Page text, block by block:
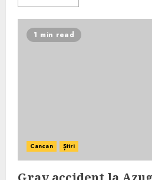
1 min read
Cancan Știri